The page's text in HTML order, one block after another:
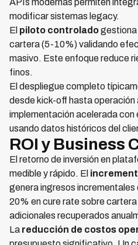
APIs modernas permiten
modificar sistemas legacy.
El piloto controladogestiona
cartera (5-10%) validando
masivo. Este enfoque reduce
finos.
El despliegue completo
desde kick-off hasta operación
implementación acelerada con
usando datos históricos del
ROI y Business
El retorno de inversión en
medible y rápido. El
genera ingresos incrementales
20% en cure rate sobre
adicionales recuperados
La reducción de costos